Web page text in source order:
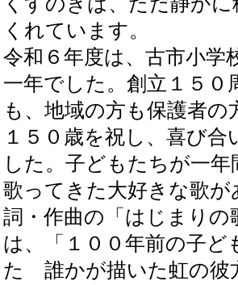
くれています。
令和６年度は、古市小
一年でした。創立１５０
も、地域の方も保護者
１５０歳を祝し、喜び
した。子どもたちが一
歌ってきた大好きな歌
詞・作曲の「はじまり
は、「１００年前の子
た 誰かが描いた虹の彼